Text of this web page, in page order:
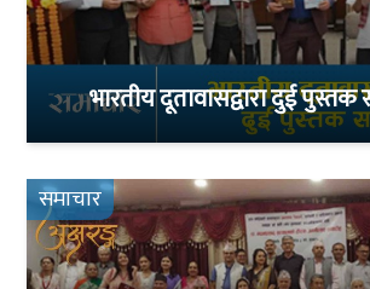
भारतीय दूतावासद्वारा दुई पुस्तक
समाचार